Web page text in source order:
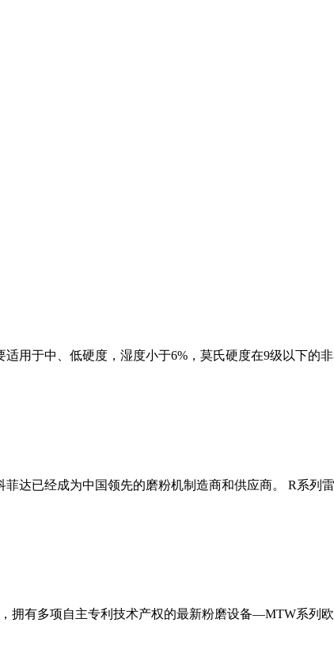
用于中、低硬度，湿度小于6%，莫氏硬度在9级以下的
达已经成为中国领先的磨粉机制造商和供应商。 R系列
拥有多项自主专利技术产权的最新粉磨设备—MTW系列